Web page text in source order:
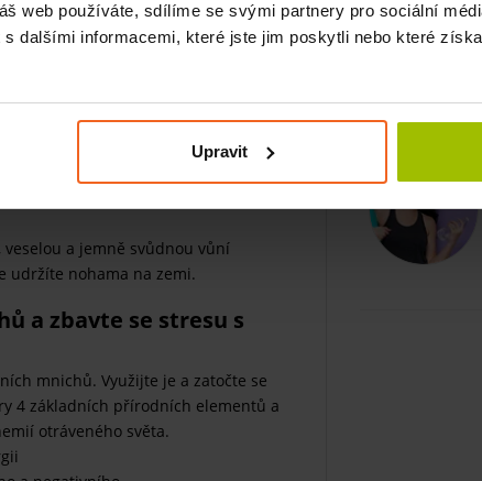
web používáte, sdílíme se svými partnery pro sociální
dalšími informacemi, které jste jim poskytli nebo které
Upravit
pro klidný spánek
klientům svobodu mysli,
a jemně svůdnou vůní
udržíte nohama na zemi.
a zbavte se stresu s
mnichů. Využijte je a zatočte se
4 základních přírodních elementů a
otráveného světa.